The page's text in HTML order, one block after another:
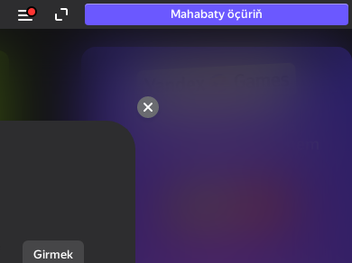
Mahabaty öçüriň
hatda «oýnamayanlar» hem
Girmek